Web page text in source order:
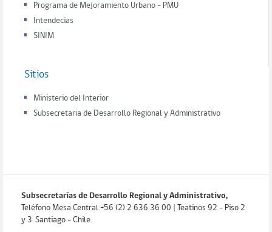
Programa de Mejoramiento Urbano - PMU
Intendecias
SINIM
Sitios
Ministerio del Interior
Subsecretaria de Desarrollo Regional y Administrativo
Subsecretarías de Desarrollo Regional y Administrativo,
Teléfono Mesa Central +56 (2) 2 636 36 00 | Teatinos 92 - Piso 2
y 3. Santiago - Chile.